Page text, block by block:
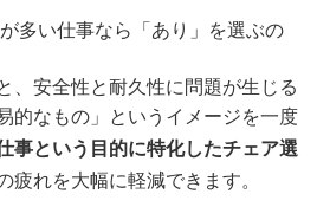
多い仕事なら「あり」を選ぶの
、安全性と耐久性に問題が生じる
的なもの」というイメージを一度
事という目的に特化したチェア選
れを大幅に軽減できます。